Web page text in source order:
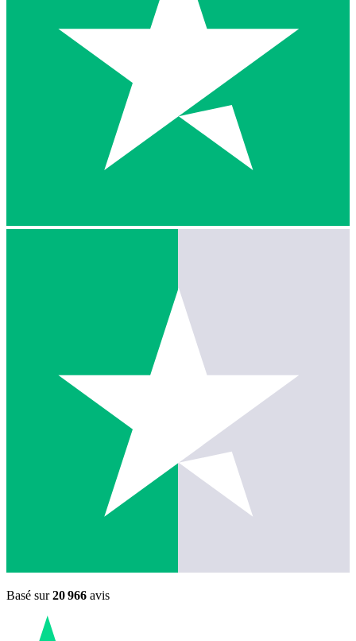
Basé sur20 966 avis